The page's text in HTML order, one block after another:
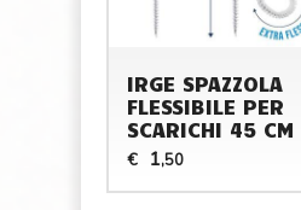
IRGE SPAZZOLA
FLESSIBILE PER
SCARICHI 45 CM
€ 1,50